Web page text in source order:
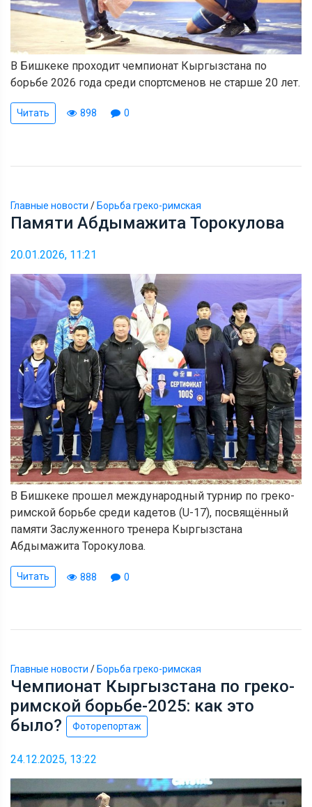
В Бишкеке проходит чемпионат Кыргызстана по
борьбе 2026 года среди спортсменов не старше 20 лет.
Читать 898 0
Главные новости /Борьба греко-римская
Памяти Абдымажита Торокулова
20.01.2026, 11:21
В Бишкеке прошел международный турнир по греко-
римской борьбе среди кадетов (U-17), посвящённый
памяти Заслуженного тренера Кыргызстана
Абдымажита Торокулова.
Читать 888 0
Главные новости / Борьба греко-римская
Чемпионат Кыргызстана по греко-
римской борьбе-2025: как это
было?
Фоторепортаж
24.12.2025, 13:22